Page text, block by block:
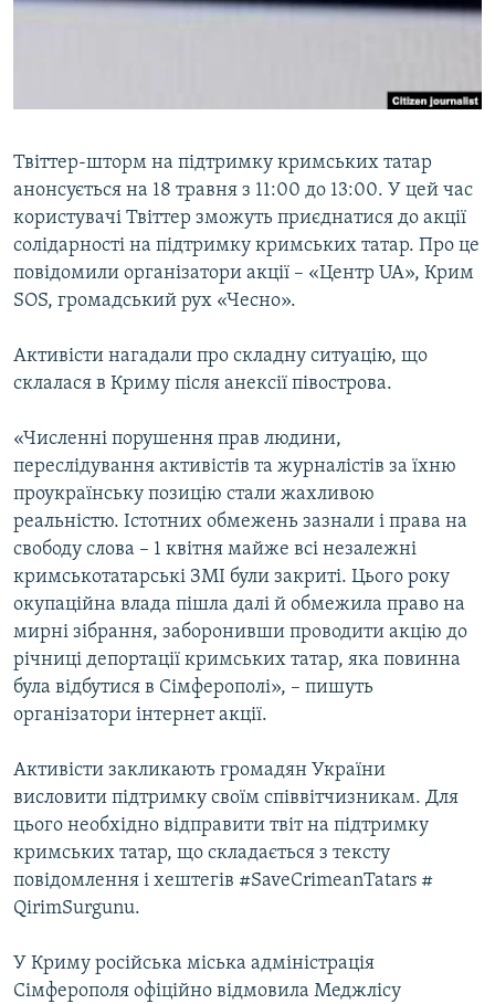
Усі сайти RFE/RL
Твіттер-шторм на підтримку кримських татар
анонсується на 18 травня з 11:00 до 13:00. У цей час
користувачі Твіттер зможуть приєднатися до акції
солідарності на підтримку кримських татар. Про це
повідомили організатори акції – «Центр UA», Крим
SOS, громадський рух «Чесно».
Активісти нагадали про складну ситуацію, що
склалася в Криму після анексії півострова.
«Численні порушення прав людини,
переслідування активістів та журналістів за їхню
проукраїнську позицію стали жахливою
реальністю. Істотних обмежень зазнали і права на
свободу слова – 1 квітня майже всі незалежні
кримськотатарські ЗМІ були закриті. Цього року
окупаційна влада пішла далі й обмежила право на
мирні зібрання, заборонивши проводити акцію до
річниці депортації кримських татар, яка повинна
була відбутися в Сімферополі», – пишуть
організатори інтернет акції.
Активісти закликають громадян України
висловити підтримку своїм співвітчизникам. Для
цього необхідно відправити твіт на підтримку
кримських татар, що складається з тексту
повідомлення і хештегів #SaveCrimeanTatars #
QirimSurgunu.
У Криму російська міська адміністрація
Сімферополя офіційно відмовила Меджлісу